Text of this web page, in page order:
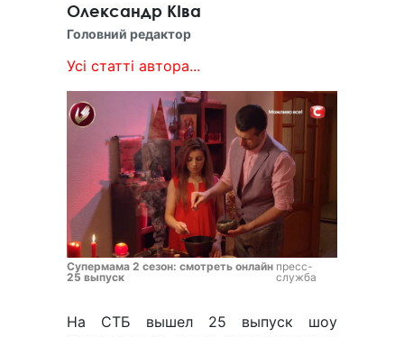
Олександр КІва
Головний редактор
Усі статті автора...
Супермама 2 сезон: смотреть онлайн
25 выпуск
пресс-
служба
На СТБ вышел 25 выпуск шоу